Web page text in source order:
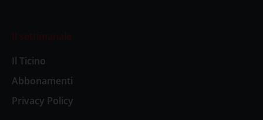
Il settimanale
Il Ticino
Abbonamenti
Privacy Policy